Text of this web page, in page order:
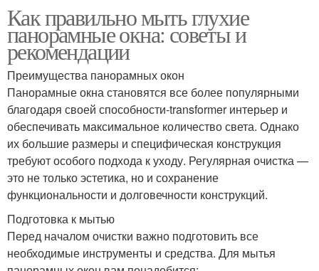
Как правильно мыть глухие
панорамные окна: советы и
рекомендации
Преимущества панорамных окон
Панорамные окна становятся все более популярными
благодаря своей способности-transformer интерьер и
обеспечивать максимальное количество света. Однако
их большие размеры и специфическая конструкция
требуют особого подхода к уходу. Регулярная очистка —
это не только эстетика, но и сохранение
функциональности и долговечности конструкций.
Подготовка к мытью
Перед началом очистки важно подготовить все
необходимые инструменты и средства. Для мытья